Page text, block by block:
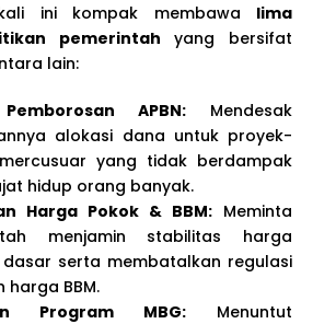
ini kompak membawa lima
pemerintah yang bersifat
lain:
APBN: Mendesak
alokasi dana untuk proyek-
yang tidak berdampak
hidup orang banyak.
Harga Pokok & BBM: Meminta
menjamin stabilitas harga
serta membatalkan regulasi
harga BBM.
Program MBG: Menuntut